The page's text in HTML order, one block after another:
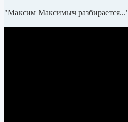
"Максим Максимыч